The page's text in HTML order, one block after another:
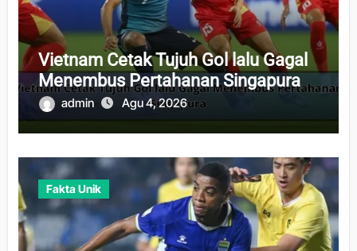
Vietnam Cetak Tujuh Gol lalu Gagal
Menembus Pertahanan Singapura
admin Agu 4, 2026
Fakta Unik